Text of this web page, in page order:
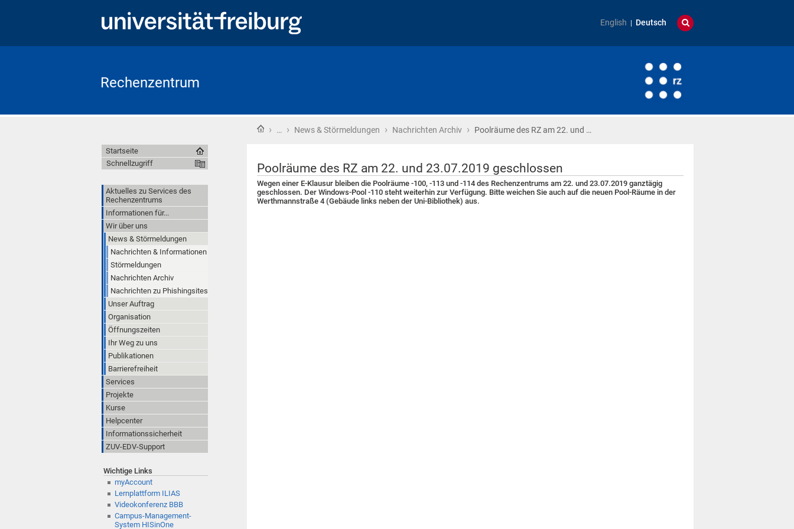
English Deutsch
Rechenzentrum
Startseite
› … › News & Störmeldungen › Nachrichten Archiv › Poolräume des RZ am 22. und …
Poolräume des RZ am 22. und 23.07.2019 geschlossen
Wegen einer E-Klausur bleiben die Poolräume -100, -113 und -114 des Rechenzentrums am 22. und 23.07.2019 ganztägig
geschlossen. Der Windows-Pool -110 steht weiterhin zur Verfügung. Bitte weichen Sie auch auf die neuen Pool-Räume in der
Werthmannstraße 4 (Gebäude links neben der Uni-Bibliothek) aus.
Startseite
Schnellzugriff
Aktuelles zu Services des
Rechenzentrums
Informationen für...
Wir über uns
News & Störmeldungen
Nachrichten & Informationen
Störmeldungen
Nachrichten Archiv
Nachrichten zu Phishingsites
Unser Auftrag
Organisation
Öffnungszeiten
Ihr Weg zu uns
Publikationen
Barrierefreiheit
Services
Projekte
Kurse
Helpcenter
Informationssicherheit
ZUV-EDV-Support
Wichtige Links
myAccount
Lernplattform ILIAS
Videokonferenz BBB
Campus-Management-
System HISinOne